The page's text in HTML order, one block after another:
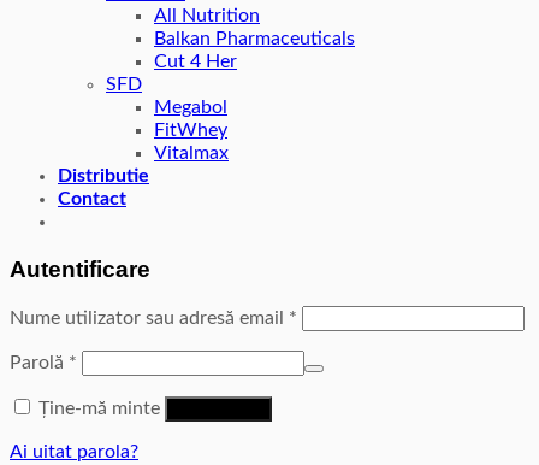
All Nutrition
Balkan Pharmaceuticals
Cut 4 Her
SFD
Megabol
FitWhey
Vitalmax
Distributie
Contact
Autentificare
Nume utilizator sau adresă email *
Parolă *
Ține-mă minte
Ai uitat parola?